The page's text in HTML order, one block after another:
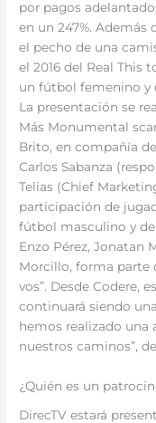
por pagos
en un 247%. Además
el pecho de una
el 2016 del Real This
un fútbol femenino y
La presentación se
Más Monumental
Brito, en compañía
Carlos Sabanza
Telias (Chief
participación de
fútbol masculino y
Enzo Pérez, Jonatan
Morcillo, forma parte
vos”. Desde Codere,
continuará siendo
hemos realizado una
nuestros caminos”,
¿Quién es un
DirecTV estará